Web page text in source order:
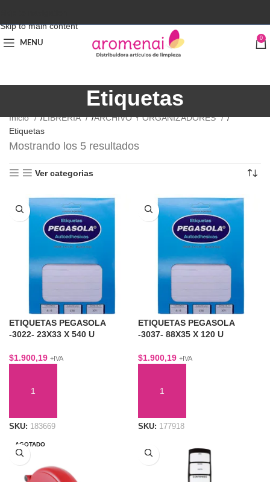
Skip to main content
MENU
0
Etiquetas
Inicio LIBRERÍA
ARCHIVO Y ORGANIZADORES
Etiquetas
Mostrando los 5 resultados
Ver categorias
ETIQUETAS PEGASOLA
-3022- 23X33 X 540 U
$1.900,19 +IVA
SKU: 183669
ETIQUETAS PEGASOLA
-3037- 88X35 X 120 U
$1.900,19 +IVA
SKU: 177918
AGOTADO